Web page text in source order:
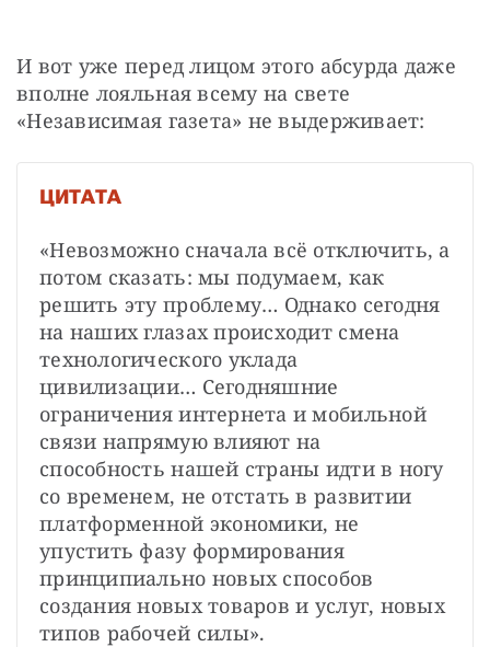
И вот уже перед лицом этого абсурда даже
вполне лояльная всему на свете
«Независимая газета» не выдерживает:
ЦИТАТА
«Невозможно сначала всё отключить, а
потом сказать: мы подумаем, как
решить эту проблему… Однако сегодня
на наших глазах происходит смена
технологического уклада
цивилизации… Сегодняшние
ограничения интернета и мобильной
связи напрямую влияют на
способность нашей страны идти в ногу
со временем, не отстать в развитии
платформенной экономики, не
упустить фазу формирования
принципиально новых способов
создания новых товаров и услуг, новых
типов рабочей силы».